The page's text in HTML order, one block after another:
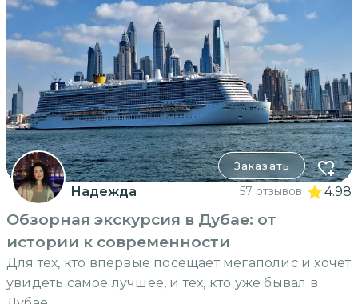
Заказать
Надежда 57 отзывов 4.98
Обзорная экскурсия в Дубае: от
истории к современности
Для тех, кто впервые посещает мегаполис и хочет
увидеть самое лучшее, и тех, кто уже бывал в